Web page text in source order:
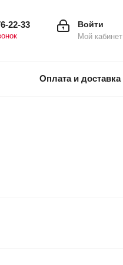
Войти
Мой кабинет
22-33
Оплата и доставка